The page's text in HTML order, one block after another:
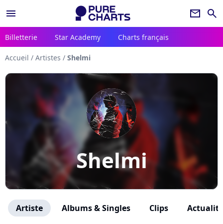
menu newsletter search
Billetterie Star Academy Charts français
Accueil / Artistes / Shelmi
Shelmi
Artiste Albums & Singles Clips